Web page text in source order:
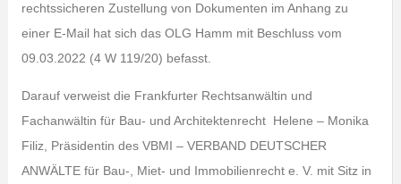
rechtssicheren Zustellung von Dokumenten im Anhang zu
einer E-Mail hat sich das OLG Hamm mit Beschluss vom
09.03.2022 (4 W 119/20) befasst.
Darauf verweist die Frankfurter Rechtsanwältin und
Fachanwältin für Bau- und Architektenrecht Helene – Monika
Filiz, Präsidentin des VBMI – VERBAND DEUTSCHER
ANWÄLTE für Bau-, Miet- und Immobilienrecht e. V. mit Sitz in